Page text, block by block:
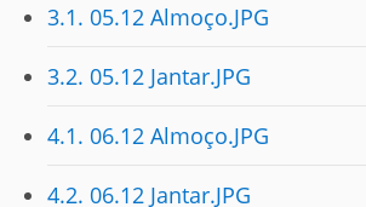
3.1. 05.12 Almoço.JPG
3.2. 05.12 Jantar.JPG
4.1. 06.12 Almoço.JPG
4.2. 06.12 Jantar.JPG